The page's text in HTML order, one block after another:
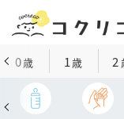
0歳 1歳 2